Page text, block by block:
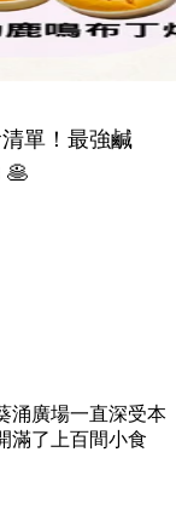
清單！最強鹹
涌廣場一直深受本
滿了上百間小食